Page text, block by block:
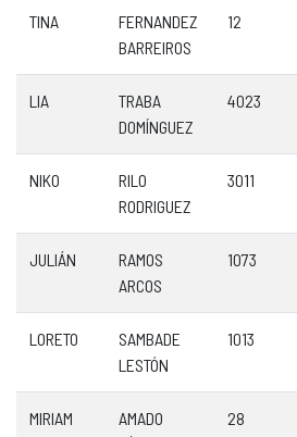
TINA
FERNANDEZ
BARREIROS
12
LIA
TRABA
DOMÍNGUEZ
4023
NIKO
RILO
RODRIGUEZ
3011
JULIÁN
RAMOS
ARCOS
1073
LORETO
SAMBADE
LESTÓN
1013
MIRIAM
AMADO
28